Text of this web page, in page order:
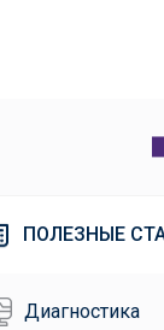
ПОЛЕЗНЫЕ
Диагностика